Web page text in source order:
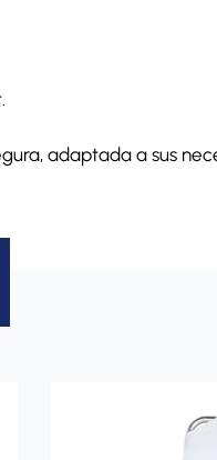
adaptada a sus